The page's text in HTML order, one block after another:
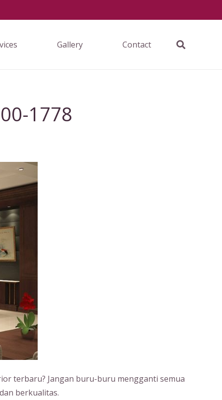
Gallery Contact
1778
terbaru? Jangan buru-buru mengganti semua
berkualitas.